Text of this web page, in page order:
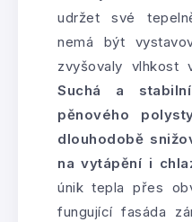
udržet své
nemá být
zvyšovaly vlhkost
Suchá a
pěnového
dlouhodobě
na vytápění i
únik tepla přes
fungující fasáda